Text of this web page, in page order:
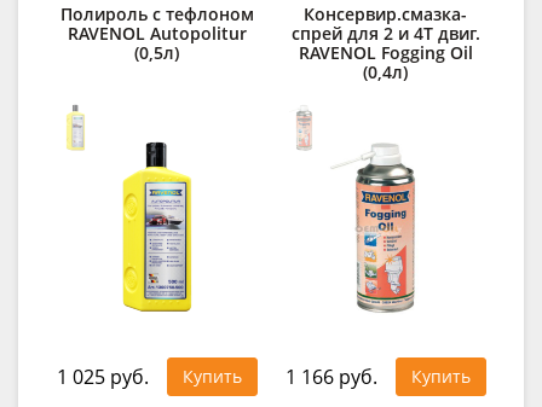
Полироль с тефлоном
RAVENOL Autopolitur
(0,5л)
1 025 руб.
Купить
Консервир.смазка-
спрей для 2 и 4Т двиг.
RAVENOL Fogging Oil
(0,4л)
1 166 руб.
Купить